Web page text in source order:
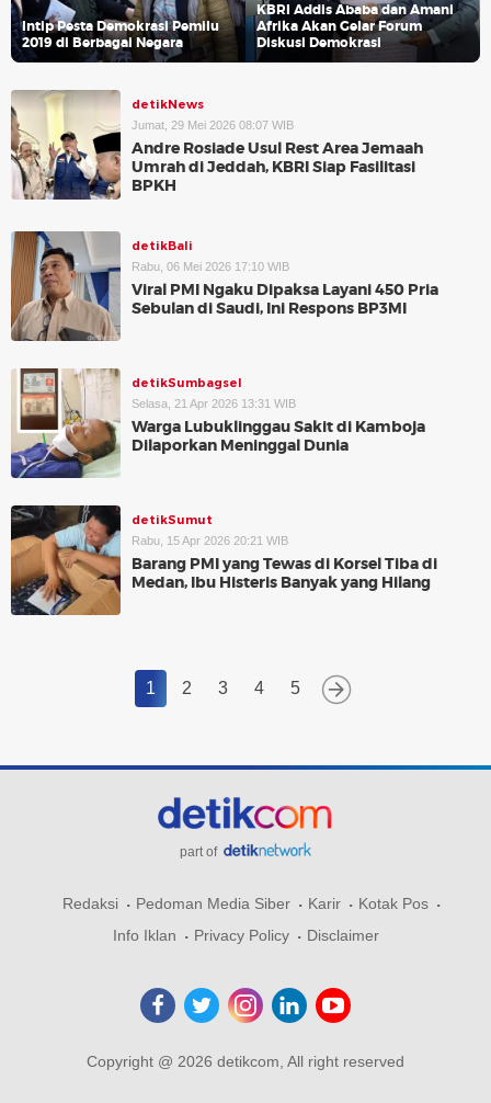
Intip Pesta Demokrasi Pemilu
2019 di Berbagai Negara
KBRI Addis Ababa dan Amani
Afrika Akan Gelar Forum
Diskusi Demokrasi
detikNews
Jumat, 29 Mei 2026 08:07 WIB
Andre Rosiade Usul Rest Area Jemaah
Umrah di Jeddah, KBRI Siap Fasilitasi
BPKH
detikBali
Rabu, 06 Mei 2026 17:10 WIB
Viral PMI Ngaku Dipaksa Layani 450 Pria
Sebulan di Saudi, Ini Respons BP3MI
detikSumbagsel
Selasa, 21 Apr 2026 13:31 WIB
Warga Lubuklinggau Sakit di Kamboja
Dilaporkan Meninggal Dunia
detikSumut
Rabu, 15 Apr 2026 20:21 WIB
Barang PMI yang Tewas di Korsel Tiba di
Medan, Ibu Histeris Banyak yang Hilang
1 2 3 4 5
part of
Redaksi Pedoman Media Siber Karir
Kotak Pos
Info Iklan
Privacy Policy Disclaimer
Copyright @ 2026 detikcom, All right reserved